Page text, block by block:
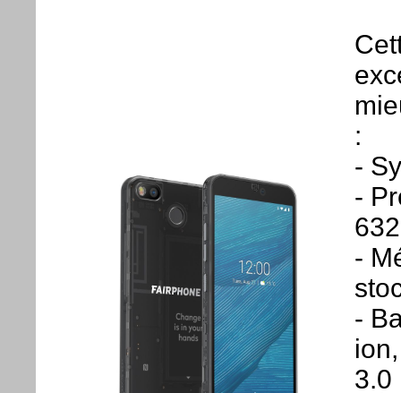
:
-
-
632
-
-
3.0